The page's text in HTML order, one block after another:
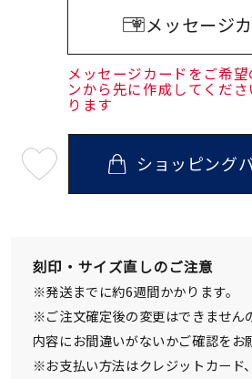
メッセージ
メッセージカードをご希
ンから先に作成してくだ
ります
08
送
¥74,800 (tax
in)
ショッピング
刻印・サイズ直しのご注意
※発送までに約6週間かかります。
※ご注文確定後の変更はできません
内容にお間違いがないかご確認をお
※お支払い方法はクレジットカード